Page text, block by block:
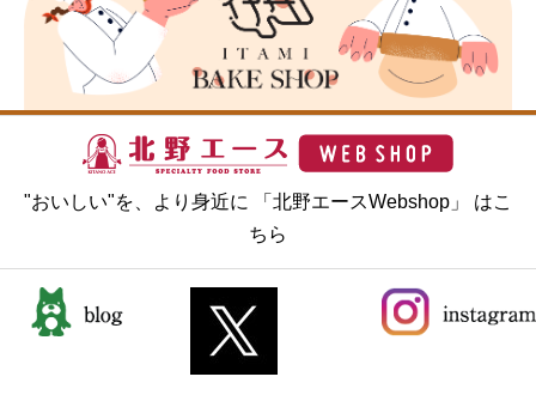
"おいしい"を、より身近に 「北野エースWebshop」 はこ
ちら